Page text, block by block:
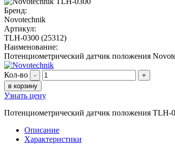
Бренд:
Novotechnik
Артикул:
TLH-0300 (25312)
Наименование:
Потенциометрический датчик положения
Кол-во -
+
в корзину
Узнать цену
Потенциометрический датчик положения TLH-
Описание
Характеристики